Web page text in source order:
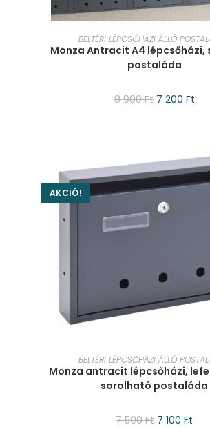
KOSÁRBA TESZEM
BELTÉRI LÉPCSŐHÁZI ÁLLÓ
Monza Antracit A4
postaláda
8 900Ft 7 200 Ft
AKCIÓ!
KOSÁRBA TESZEM
BELTÉRI LÉPCSŐHÁZI ÁLLÓ
Monza antracit lépcsőházi,
sorolható postaláda
7 500Ft 7 100 Ft